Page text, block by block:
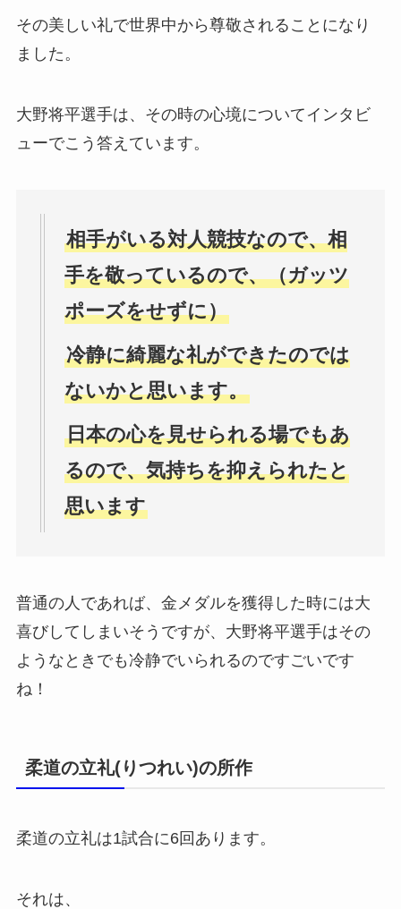
その美しい礼で世界中から尊敬されることになり
ました。
大野将平選手は、その時の心境についてインタビ
ューでこう答えています。
相手がいる対人競技なので、相
手を敬っているので、（ガッツ
ポーズをせずに）
冷静に綺麗な礼ができたのでは
ないかと思います。
日本の心を見せられる場でもあ
るので、気持ちを抑えられたと
思います
普通の人であれば、金メダルを獲得した時には大
喜びしてしまいそうですが、大野将平選手はその
ようなときでも冷静でいられるのですごいです
ね！
柔道の立礼(りつれい)の所作
柔道の立礼は1試合に6回あります。
それは、